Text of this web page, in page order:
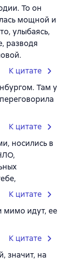
То он
мощной и
улыбаясь,
разводя
К цитате
Там у
К цитате
носились в
К цитате
мимо идут, ее
К цитате
значит, на